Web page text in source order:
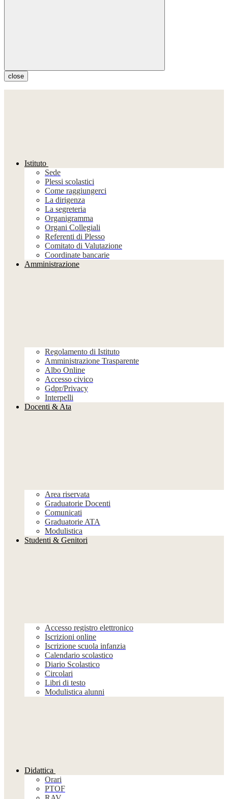
close
Istituto
Sede
Plessi scolastici
Come raggiungerci
La dirigenza
La segreteria
Organigramma
Organi Collegiali
Referenti di Plesso
Comitato di Valutazione
Coordinate bancarie
Amministrazione
Regolamento di Istituto
Amministrazione Trasparente
Albo Online
Accesso civico
Gdpr/Privacy
Interpelli
Docenti & Ata
Area riservata
Graduatorie Docenti
Comunicati
Graduatorie ATA
Modulistica
Studenti & Genitori
Accesso registro elettronico
Iscrizioni online
Iscrizione scuola infanzia
Calendario scolastico
Diario Scolastico
Circolari
Libri di testo
Modulistica alunni
Didattica
Orari
PTOF